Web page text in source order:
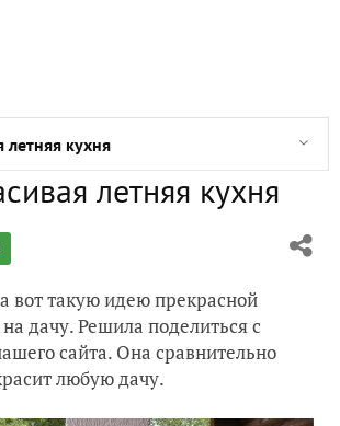
на даче
бревен на даче
летняя кухня
палитрой
качели
для хранения урожая
бутылок в саду
даче
летняя кухня
вот такую идею прекрасной
дачу. Решила поделиться с
сайта. Она сравнительно
любую дачу.